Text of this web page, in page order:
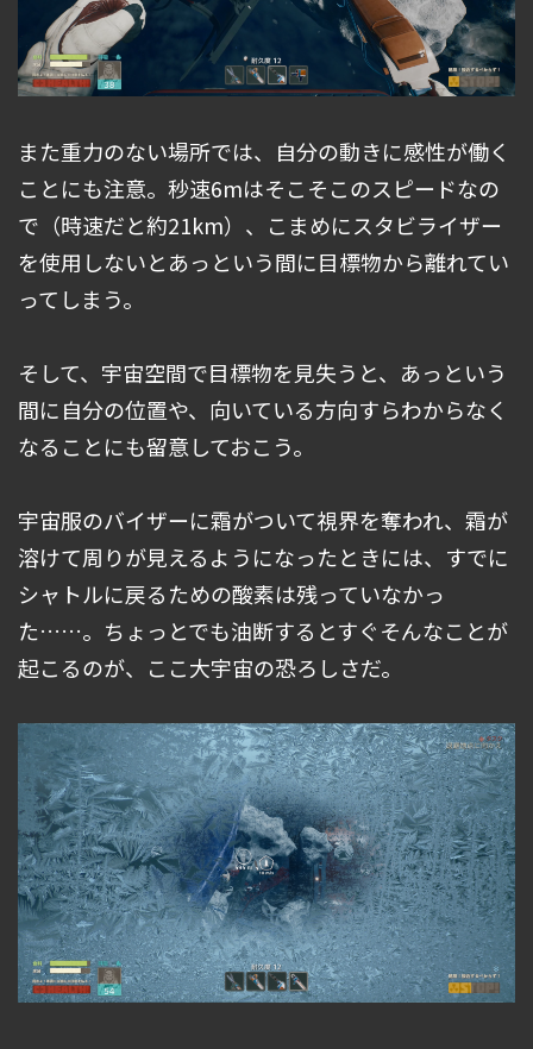
また重力のない場所では、自分の動きに感性が働く
ことにも注意。秒速6mはそこそこのスピードなの
で（時速だと約21km）、こまめにスタビライザー
を使用しないとあっという間に目標物から離れてい
ってしまう。
そして、宇宙空間で目標物を見失うと、あっという
間に自分の位置や、向いている方向すらわからなく
なることにも留意しておこう。
宇宙服のバイザーに霜がついて視界を奪われ、霜が
溶けて周りが見えるようになったときには、すでに
シャトルに戻るための酸素は残っていなかっ
た……。ちょっとでも油断するとすぐそんなことが
起こるのが、ここ大宇宙の恐ろしさだ。